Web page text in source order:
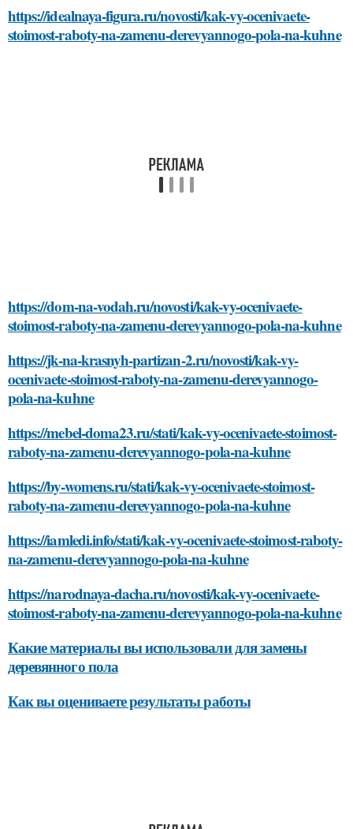
https://idealnaya-figura.ru/novosti/kak-vy-ocenivaete-
stoimost-raboty-na-zamenu-derevyannogo-pola-na-kuhne
https://dom-na-vodah.ru/novosti/kak-vy-ocenivaete-
stoimost-raboty-na-zamenu-derevyannogo-pola-na-kuhne
https://jk-na-krasnyh-partizan-2.ru/novosti/kak-vy-
ocenivaete-stoimost-raboty-na-zamenu-derevyannogo-
pola-na-kuhne
https://mebel-doma23.ru/stati/kak-vy-ocenivaete-stoimost-
raboty-na-zamenu-derevyannogo-pola-na-kuhne
https://by-womens.ru/stati/kak-vy-ocenivaete-stoimost-
raboty-na-zamenu-derevyannogo-pola-na-kuhne
https://iamledi.info/stati/kak-vy-ocenivaete-stoimost-raboty-
na-zamenu-derevyannogo-pola-na-kuhne
https://narodnaya-dacha.ru/novosti/kak-vy-ocenivaete-
stoimost-raboty-na-zamenu-derevyannogo-pola-na-kuhne
Какие материалы вы использовали для замены
деревянного пола
Как вы оцениваете результаты работы